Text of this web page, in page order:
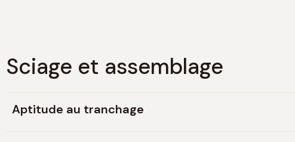
Sciage et assemblage
Aptitude au tranchage